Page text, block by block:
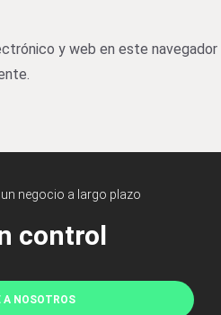
y web en este navegador
negocio a largo plazo
control
A NOSOTROS